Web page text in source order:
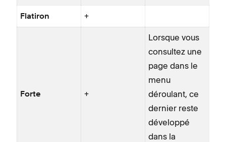
Flatiron +
Forte +
Lorsque vous
consultez une
page dans le
menu
déroulant, ce
dernier reste
développé
dans la